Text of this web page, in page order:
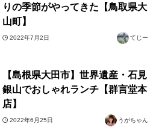
りの季節がやってきた【鳥取県大
山町】
2022年7月2日 てじー
【島根県大田市】世界遺産・石見
銀山でおしゃれランチ【群言堂本
店】
2022年6月25日 うがちゃん